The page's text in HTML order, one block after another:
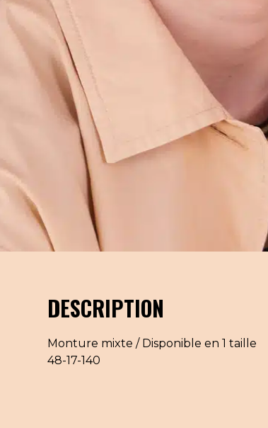
DESCRIPTION
Monture mixte / Disponible en 1 taille
48-17-140